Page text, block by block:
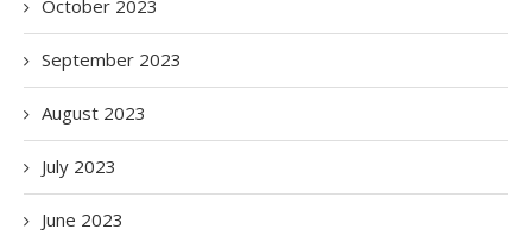
October 2023
September 2023
August 2023
July 2023
June 2023